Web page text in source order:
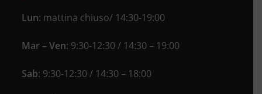
Lun: mattina chiuso/ 14:30-19:00
Mar – Ven: 9:30-12:30 / 14:30 – 19:00
Sab: 9:30-12:30 / 14:30 – 18:00